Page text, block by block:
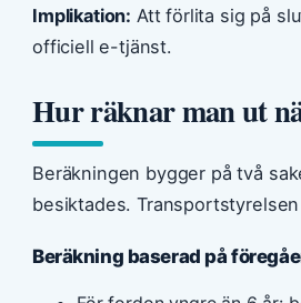
Implikation: Att förlita sig på
officiell e-tjänst.
Hur räknar man ut
Beräkningen bygger på två
besiktades.
Beräkning baserad på